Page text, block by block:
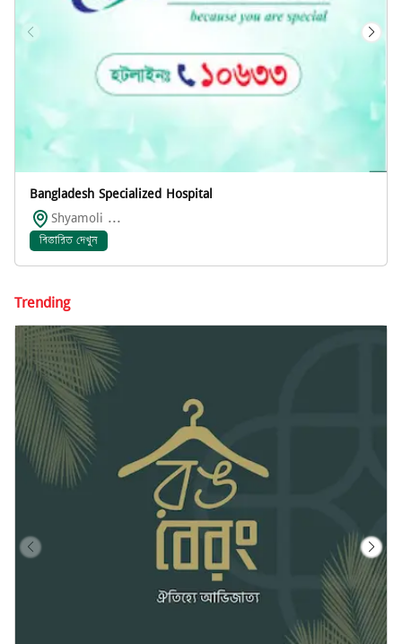
Bangladesh Specialized Hospital
Shyamoli ...
বিস্তারিত দেখুন
Trending